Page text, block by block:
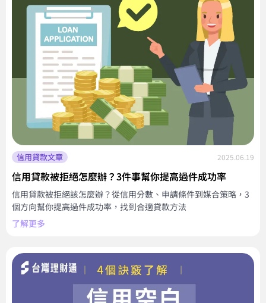
信用貸款文章 2025.06.19
信用貸款被拒絕怎麼辦？3件事幫你提高過件成功率
信用貸款被拒絕該怎麼辦？從信用分數、申請條件到媒合策略，3
個方向幫你提高過件成功率，找到合適貸款方法
了解更多